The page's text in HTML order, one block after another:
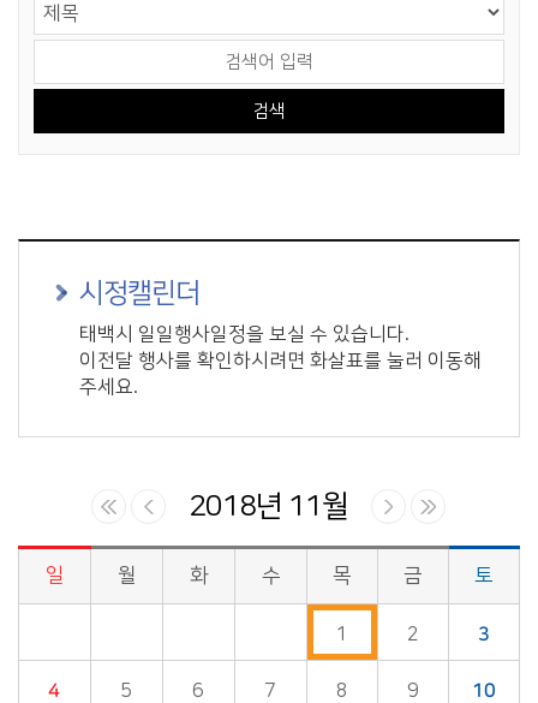
시정캘린더
태백시 일일행사일정을 보실 수 있습니다.
이전달 행사를 확인하시려면 화살표를 눌러 이동해
주세요.
2018년 11월
시정소식>시정 캘린더 게시판의 (2018년 11월) 달력형태로 일정명, 일정내용을 제공합니다.
일 월 화 수 목 금 토
1 2 3
4 5 6 7 8 9 10